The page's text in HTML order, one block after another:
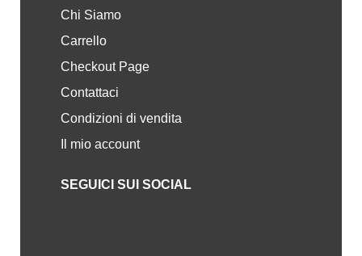
Chi Siamo
Carrello
Checkout Page
Contattaci
Condizioni di vendita
Il mio account
SEGUICI SUI SOCIAL